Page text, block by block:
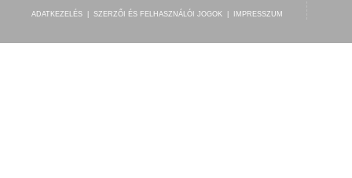
ADATKEZELÉS SZERZŐI ÉS FELHASZNÁLÓI JOGOK IMPRESSZUM